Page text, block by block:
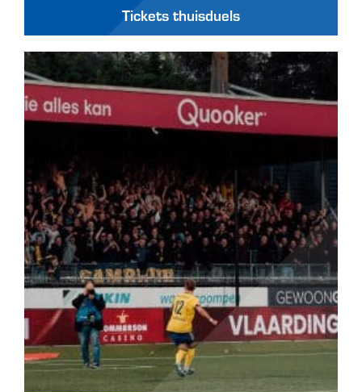
Tickets thuisduels